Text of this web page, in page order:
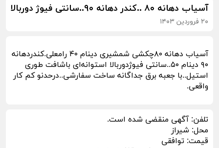
آسیاب دهانه ۸۰ ..کندر دهانه ۹۰..سانتی فیوژ دوربالا
۲۰ فروردین ۱۴۰۳
آسیاب دهانه ۸۰چکشی شمشیری دینام ۴۰ رامعلی.کندردهانه
۹۰ دینام ۵۰..سانتی فیوژدوربالا استوانه‌ای باشافت طوری
استیل..با جعبه برق جداگانه ساخت سفارشی..درحدنو کم کار
واقعی.
تلفن:آگهی منقضی شده است.
محل: شیراز
قیمت: توافقی